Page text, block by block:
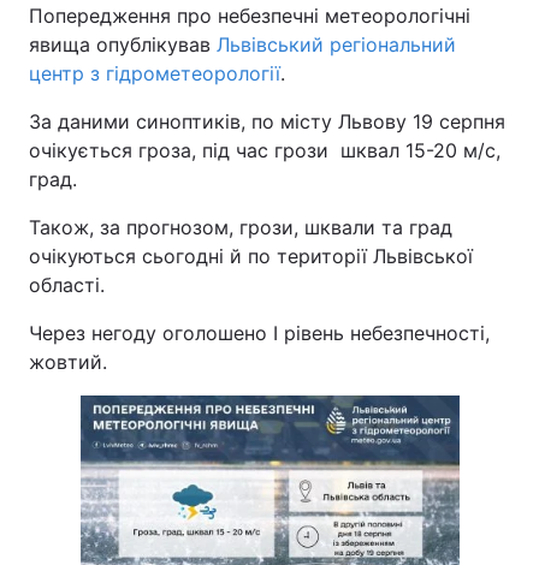
Попередження про небезпечні метеорологічні
явища опублікував Львівський регіональний
центр з гідрометеорології.
За даними синоптиків, по місту Львову 19 серпня
очікується гроза, під час грози шквал 15-20 м/с,
град.
Також, за прогнозом, грози, шквали та град
очікуються сьогодні й по території Львівської
області.
Через негоду оголошено І рівень небезпечності,
жовтий.